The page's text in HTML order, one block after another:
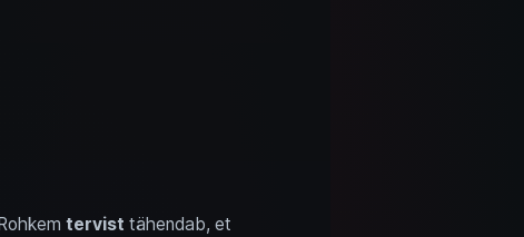
tervist tähendab, et